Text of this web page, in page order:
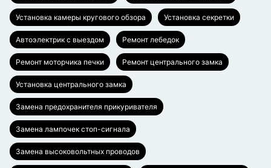
Установка камеры кругового обзора Установка секретки
Автоэлектрик с выездом Ремонт лебедок
Ремонт моторчика печки Ремонт центрального замка
Установка центрального замка
Замена предохранителя прикуривателя
Замена лампочек стоп-сигнала
Замена высоковольтных проводов